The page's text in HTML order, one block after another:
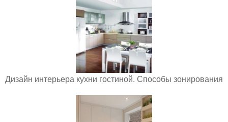
Дизайн интерьера кухни гостиной. Способы зонирования